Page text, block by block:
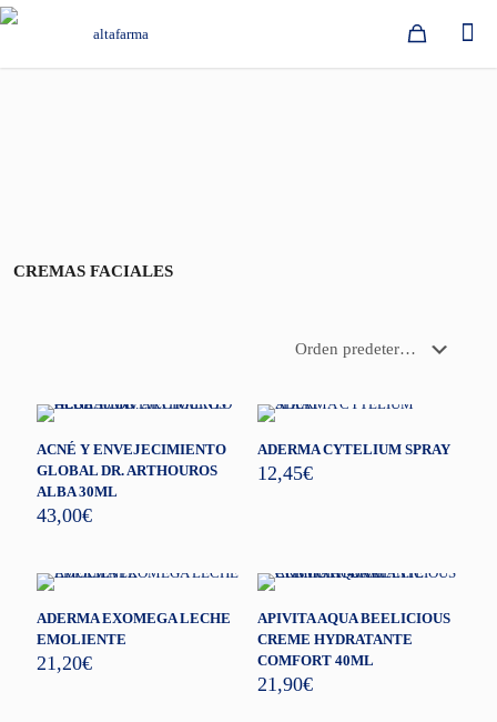
CREMAS FACIALES
ACNÉ Y ENVEJECIMIENTO
GLOBAL DR. ARTHOUROS
ALBA 30ML
43,00€
ADERMA CYTELIUM SPRAY
12,45€
ADERMA EXOMEGA LECHE
EMOLIENTE
21,20€
APIVITA AQUA BEELICIOUS
CREME HYDRATANTE
COMFORT 40ML
21,90€